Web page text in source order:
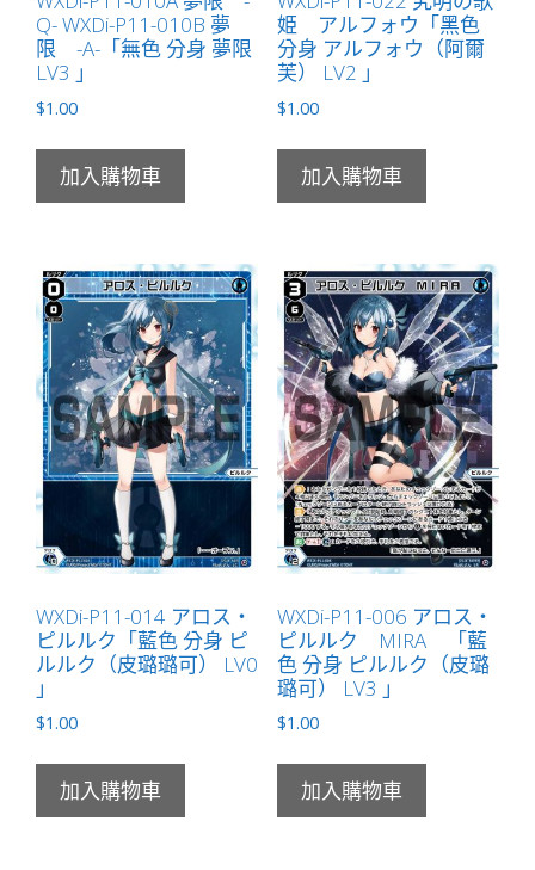
Q- WXDi-P11-010B 夢
限 -A-「無色 分身 夢限
LV3 」
$1.00
加入購物車
姫 アルフォウ「黑色
分身 アルフォウ（阿爾
芙） LV2 」
$1.00
加入購物車
WXDi-P11-014 アロス・
ピルルク「藍色 分身 ピ
ルルク（皮璐璐可） LV0
」
$1.00
加入購物車
WXDi-P11-006 アロス・
ピルルク MIRA 「藍
色 分身 ピルルク（皮璐
璐可） LV3 」
$1.00
加入購物車